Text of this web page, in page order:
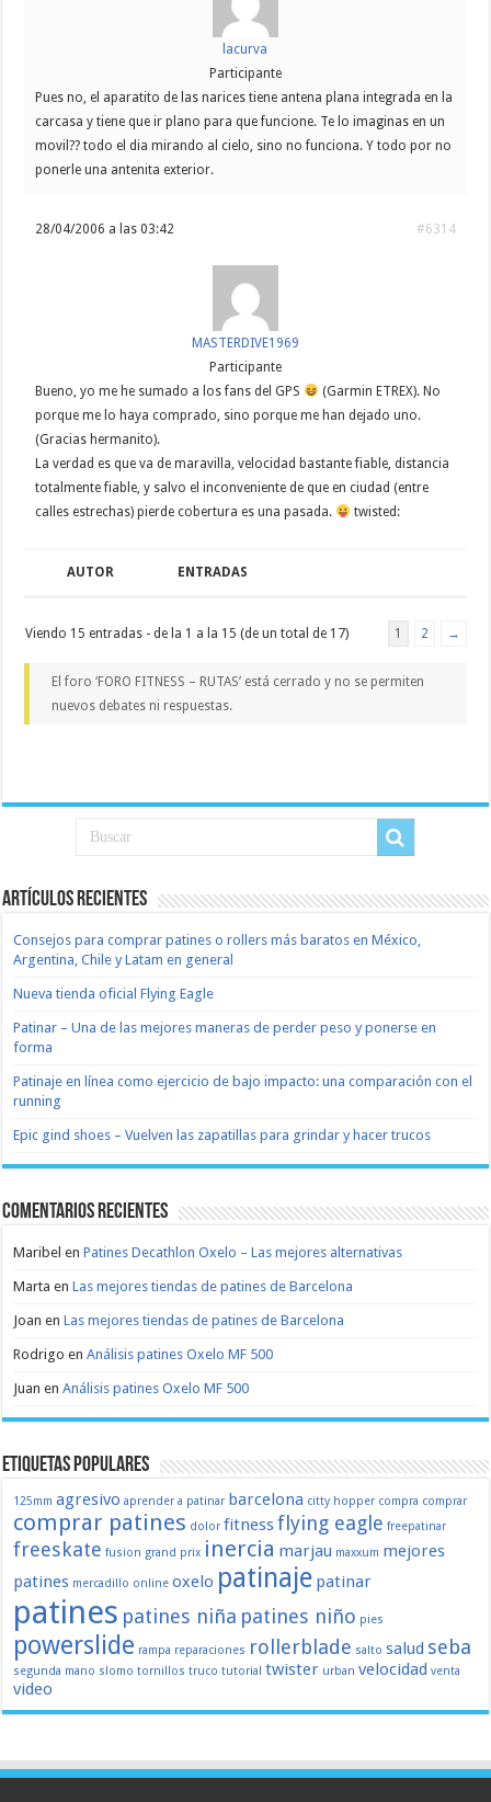
lacurva
Participante
Pues no, el aparatito de las narices tiene antena plana integrada en la
carcasa y tiene que ir plano para que funcione. Te lo imaginas en un
movil?? todo el dia mirando al cielo, sino no funciona. Y todo por no
ponerle una antenita exterior.
28/04/2006 a las 03:42 #6314
MASTERDIVE1969
Participante
Bueno, yo me he sumado a los fans del GPS
(Garmin ETREX). No
porque me lo haya comprado, sino porque me han dejado uno.
(Gracias hermanito).
La verdad es que va de maravilla, velocidad bastante fiable, distancia
totalmente fiable, y salvo el inconveniente de que en ciudad (entre
calles estrechas) pierde cobertura es una pasada.
twisted:
AUTOR ENTRADAS
Viendo 15 entradas - de la 1 a la 15 (de un total de 17) 1 2 →
El foro ‘FORO FITNESS – RUTAS’ está cerrado y no se permiten
nuevos debates ni respuestas.
Artículos recientes
Consejos para comprar patines o rollers más baratos en México,
Argentina, Chile y Latam en general
Nueva tienda oficial Flying Eagle
Patinar – Una de las mejores maneras de perder peso y ponerse en
forma
Patinaje en línea como ejercicio de bajo impacto: una comparación con el
running
Epic gind shoes – Vuelven las zapatillas para grindar y hacer trucos
Comentarios recientes
Maribel enPatines Decathlon Oxelo – Las mejores alternativas
Marta enLas mejores tiendas de patines de Barcelona
Joan enLas mejores tiendas de patines de Barcelona
Rodrigo enAnálisis patines Oxelo MF 500
Juan enAnálisis patines Oxelo MF 500
Etiquetas populares
125mm agresivo aprender a patinar barcelona citty hopper compra comprar
comprar patines dolor fitnessflying eagle freepatinar
freeskate fusion grand prix inercia marjau maxxum mejores
patines mercadillo online oxelo patinaje patinar
patines patines niña patines niño pies
powerslide rampa reparaciones rollerblade salto salud seba
segunda mano slomo tornillos truco tutorial twister urban velocidad venta
video